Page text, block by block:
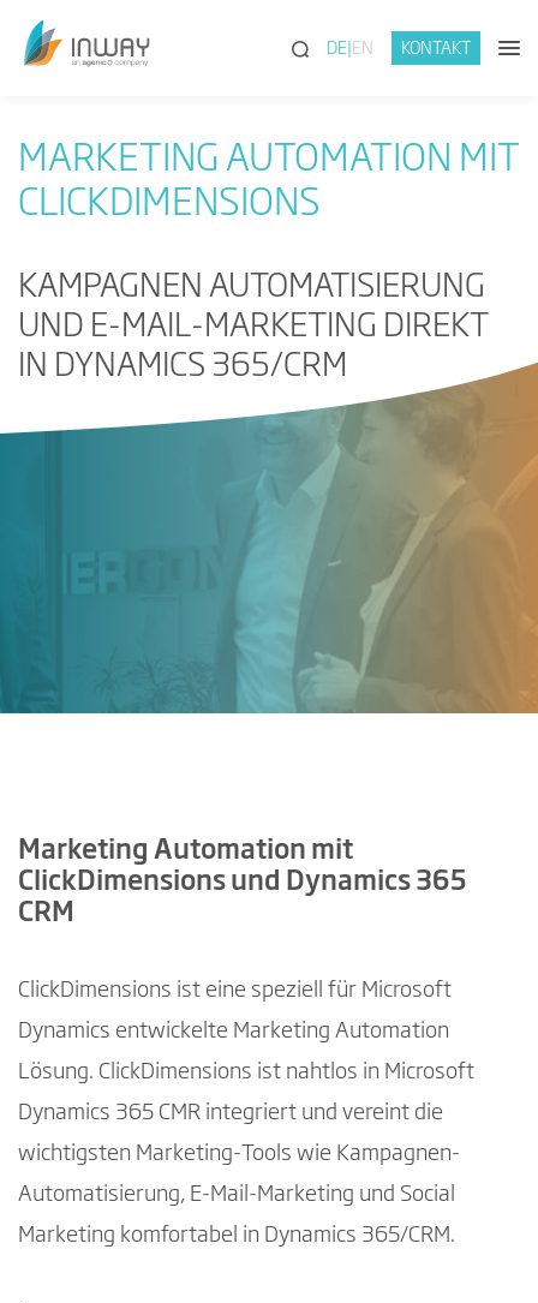
(SUCHE)
DE EN KONTAKT
MARKETING AUTOMATION MIT
CLICKDIMENSIONS
KAMPAGNEN AUTOMATISIERUNG
UND E-MAIL-MARKETING DIREKT
IN DYNAMICS 365/CRM
Marketing Automation mit
ClickDimensions und Dynamics 365
CRM
ClickDimensions ist eine speziell für Microsoft
Dynamics entwickelte Marketing Automation
Lösung. ClickDimensions ist nahtlos in Microsoft
Dynamics 365 CMR integriert und vereint die
wichtigsten Marketing-Tools wie Kampagnen-
Automatisierung, E-Mail-Marketing und Social
Marketing komfortabel in Dynamics 365/CRM.